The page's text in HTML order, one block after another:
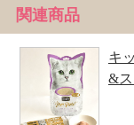
関連商品
キ
&ス